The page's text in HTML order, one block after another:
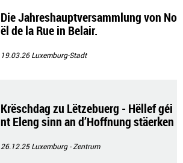
Die Jahreshauptversammlung von No
ël de la Rue in Belair.
19.03.26Luxemburg-Stadt
Krëschdag zu Lëtzebuerg - Hëllef géi
nt Eleng sinn an d’Hoffnung stäerken
26.12.25Luxemburg - Zentrum